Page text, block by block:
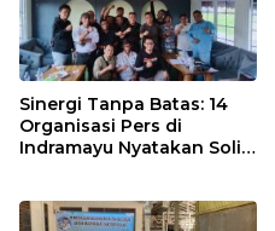
Sinergi Tanpa Batas: 14
Organisasi Pers di
Indramayu Nyatakan Solid